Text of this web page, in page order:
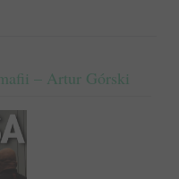
– Artur Górski